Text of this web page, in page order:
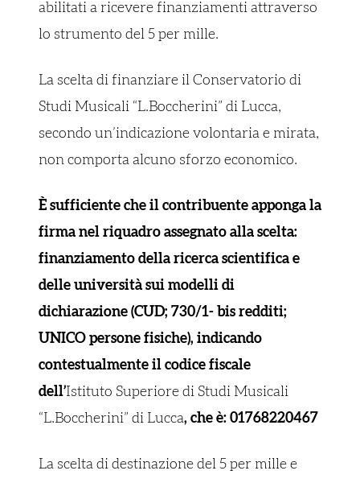
abilitati a ricevere finanziamenti attraverso
lo strumento del 5 per mille.
La scelta di finanziare il Conservatorio di
Studi Musicali “L.Boccherini” di Lucca,
secondo un’indicazione volontaria e mirata,
non comporta alcuno sforzo economico.
È sufficiente che il contribuente apponga la
firma nel riquadro assegnato alla scelta:
finanziamento della ricerca scientifica e
delle università sui modelli di
dichiarazione (CUD; 730/1- bis redditi;
UNICO persone fisiche), indicando
contestualmente il codice fiscale
dell’Istituto Superiore di Studi Musicali
“L.Boccherini” di Lucca, che è: 01768220467
La scelta di destinazione del 5 per mille e